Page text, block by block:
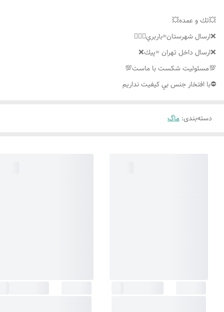
💥تك و عمده💥
❌ارسال شهرستان=باربري👌🏼❌
❌ارسال داخل تهران =پيك❌
💯مسئوليت شكست با ماست💯
⛔️با افتخار جنس بي كيفيت نداريم
دسته‌بندی: ماگ